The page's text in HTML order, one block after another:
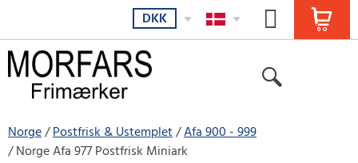
DKK
Norge Postfrisk & Ustemplet Afa 900 - 999
Norge Afa 977 Postfrisk Miniark